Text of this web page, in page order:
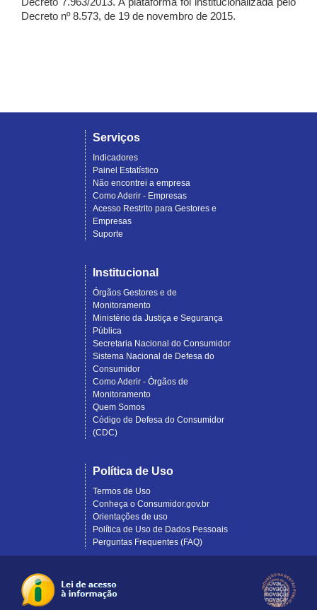
Decreto 7.963/2013. A plataforma foi institucionalizada pelo
Decreto nº 8.573, de 19 de novembro de 2015.
Serviços
Indicadores
Painel Estatístico
Não encontrei a empresa
Como Aderir - Empresas
Acesso Restrito para Gestores e
Empresas
Suporte
Institucional
Órgãos Gestores e de
Monitoramento
Ministério da Justiça e Segurança
Pública
Secretaria Nacional do Consumidor
Sistema Nacional de Defesa do
Consumidor
Como Aderir - Órgãos de
Monitoramento
Quem Somos
Código de Defesa do Consumidor
(CDC)
Política de Uso
Termos de Uso
Conheça o Consumidor.gov.br
Orientações de uso
Política de Uso de Dados Pessoais
Perguntas Frequentes (FAQ)